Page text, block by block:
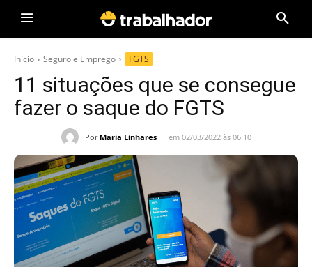
Início Seguro e Emprego FGTS
11 situações que se consegue
fazer o saque do FGTS
Por Maria Linhares em 02/03/2022 às 06:10